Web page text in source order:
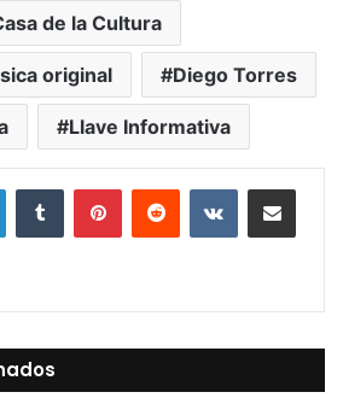
de la Cultura
original Diego Torres
Llave Informativa
LinkedInTumblr PinterestReddit VKontakteCompartir vía Mail